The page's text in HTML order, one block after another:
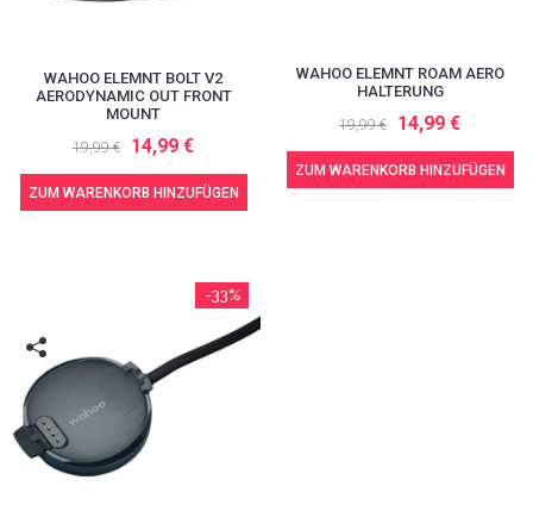
WAHOO ELEMNT BOLT V2
AERODYNAMIC OUT FRONT
MOUNT
19,99 € 14,99 €
ZUM WARENKORB HINZUFÜGEN
WAHOO ELEMNT ROAM AERO
HALTERUNG
19,99 € 14,99 €
ZUM WARENKORB HINZUFÜGEN
-33%